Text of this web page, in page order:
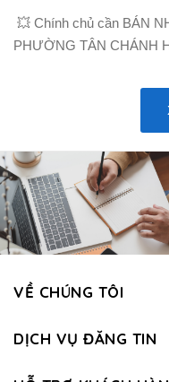
💥 Chính chủ cần BÁN
PHƯỜNG TÂN CHÁNH
VỀ CHÚNG TÔI
DỊCH VỤ ĐĂNG TIN